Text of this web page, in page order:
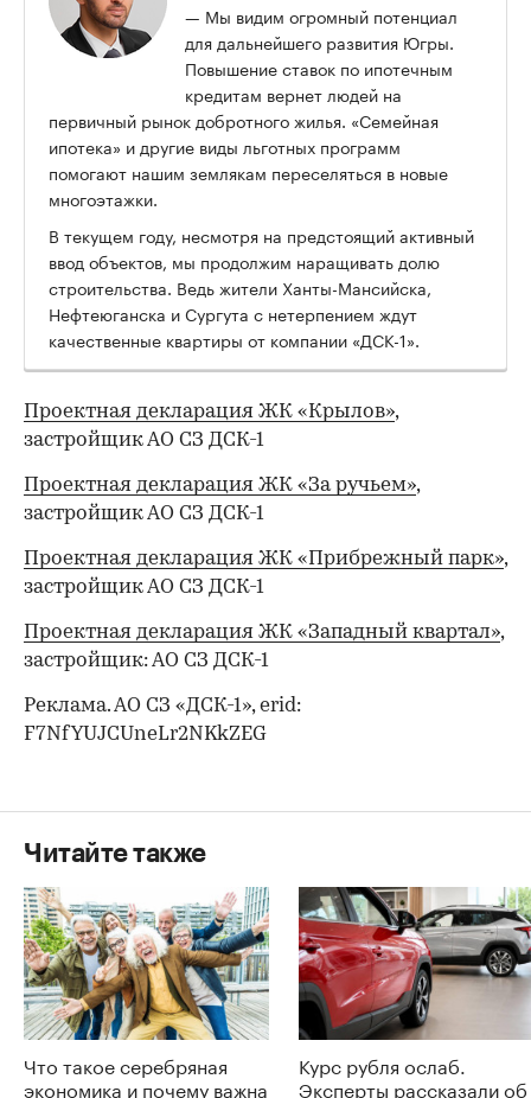
— Мы видим огромный потенциал
для дальнейшего развития Югры.
Повышение ставок по ипотечным
кредитам вернет людей на
первичный рынок добротного жилья. «Семейная
ипотека» и другие виды льготных программ
помогают нашим землякам переселяться в новые
многоэтажки.
В текущем году, несмотря на предстоящий активный
ввод объектов, мы продолжим наращивать долю
строительства. Ведь жители Ханты-Мансийска,
Нефтеюганска и Сургута с нетерпением ждут
качественные квартиры от компании «ДСК-1».
Проектная декларация ЖК «Крылов»,
застройщик АО СЗ ДСК-1
Проектная декларация ЖК «За ручьем»,
застройщик АО СЗ ДСК-1
Проектная декларация ЖК «Прибрежный парк»,
застройщик АО СЗ ДСК-1
Проектная декларация ЖК «Западный квартал»,
застройщик: АО СЗ ДСК-1
Реклама. АО СЗ «ДСК-1», erid:
F7NfYUJCUneLr2NKkZEG
Читайте также
Что такое серебряная
экономика и почему важна
Курс рубля ослаб.
Эксперты рассказали об